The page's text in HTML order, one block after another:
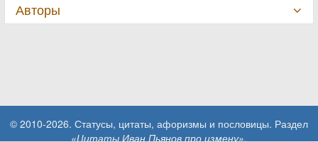
Авторы
© 2010-2026. Статусы, цитаты, афоризмы и пословицы. Раздел
«Цитаты Иван Пьянов про измену».